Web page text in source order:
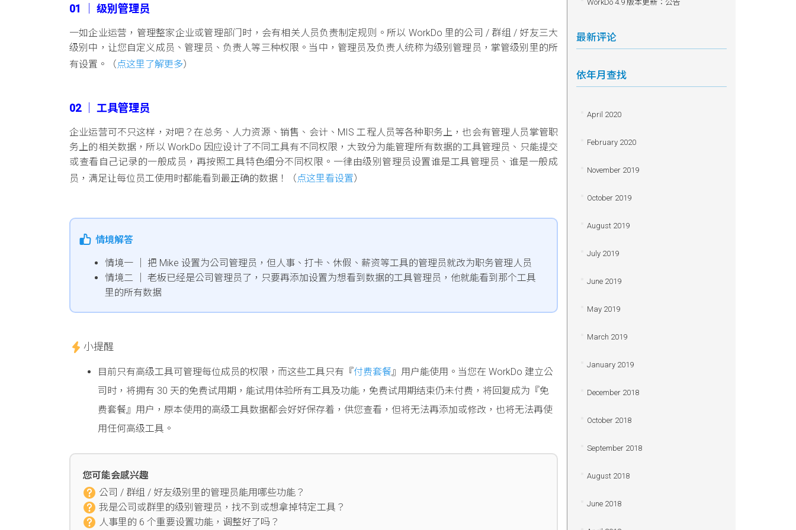
01 │ 级别管理员
一如企业运营，管理整家企业或管理部门时，会有相关人员负责制定规则。所以 WorkDo 里的公司 / 群组 / 好友三大
级别中，让您自定义成员、管理员、负责人等三种权限。当中，管理员及负责人统称为级别管理员，掌管级别里的所
有设置。（点这里了解更多）
02 │ 工具管理员
企业运营可不只这样，对吧？在总务、人力资源、销售、会计、MIS 工程人员等各种职务上，也会有管理人员掌管职
务上的相关数据，所以 WorkDo 因应设计了不同工具有不同权限，大致分为能管理所有数据的工具管理员、只能提交
或查看自己记录的一般成员，再按照工具特色细分不同权限。一律由级别管理员设置谁是工具管理员、谁是一般成
员，满足让每位员工使用时都能看到最正确的数据！（点这里看设置）
情境解答
情境一 │ 把 Mike 设置为公司管理员，但人事、打卡、休假、薪资等工具的管理员就改为职务管理人员
情境二 │ 老板已经是公司管理员了，只要再添加设置为想看到数据的工具管理员，他就能看到那个工具
里的所有数据
小提醒
目前只有高级工具可管理每位成员的权限，而这些工具只有『付费套餐』用户能使用。当您在 WorkDo 建立公
司时，将拥有 30 天的免费试用期，能试用体验所有工具及功能，免费试用期结束仍未付费，将回复成为『免
费套餐』用户，原本使用的高级工具数据都会好好保存着，供您查看，但将无法再添加或修改，也将无法再使
用任何高级工具。
您可能会感兴趣
公司 / 群组 / 好友级别里的管理员能用哪些功能？
我是公司或群里的级别管理员，找不到或想拿掉特定工具？
人事里的 6 个重要设置功能，调整好了吗？
WorkDo 4.9 版本更新：公告
最新评论
依年月查找
April 2020
February 2020
November 2019
October 2019
August 2019
July 2019
June 2019
May 2019
March 2019
January 2019
December 2018
October 2018
September 2018
August 2018
June 2018